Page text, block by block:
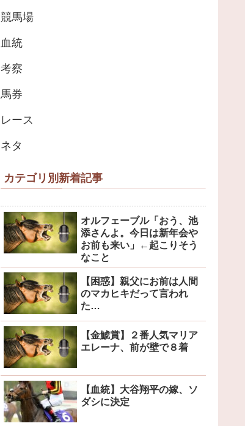
競馬場
血統
考察
馬券
レース
ネタ
カテゴリ別新着記事
オルフェーブル「おう、池
添さんよ。今日は新年会や
お前も来い」←起こりそう
なこと
【困惑】親父にお前は人間
のマカヒキだって言われ
た…
【金鯱賞】２番人気マリア
エレーナ、前が壁で８着
【血統】大谷翔平の嫁、ソ
ダシに決定